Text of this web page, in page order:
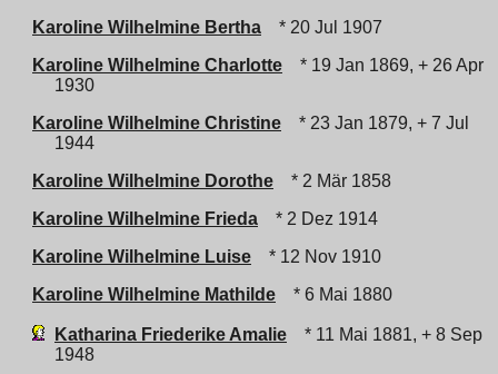
Karoline Wilhelmine Bertha
* 20 Jul 1907
Karoline Wilhelmine Charlotte
* 19 Jan 1869, + 26 Apr
1930
Karoline Wilhelmine Christine
* 23 Jan 1879, + 7 Jul
1944
Karoline Wilhelmine Dorothe
* 2 Mär 1858
Karoline Wilhelmine Frieda
* 2 Dez 1914
Karoline Wilhelmine Luise
* 12 Nov 1910
Karoline Wilhelmine Mathilde
* 6 Mai 1880
Katharina Friederike Amalie
* 11 Mai 1881, + 8 Sep
1948